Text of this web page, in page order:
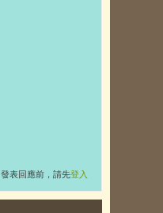
發表回應前，請先登入